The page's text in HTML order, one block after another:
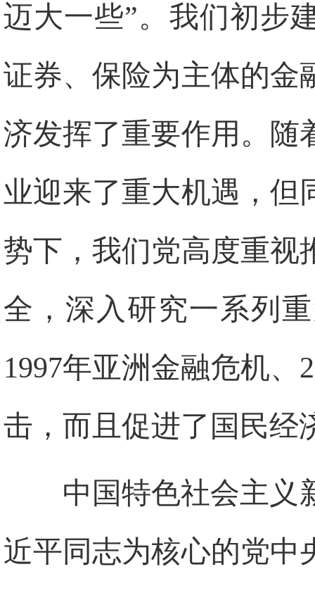
迈大一些”。我们初步
证券、保险为主体的金
济发挥了重要作用。随
业迎来了重大机遇，但
势下，我们党高度重视
全，深入研究一系列
1997年亚洲金融危机、
击，而且促进了国民经
中国特色社会主义
近平同志为核心的党中